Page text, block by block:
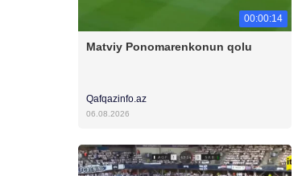
00:00:14
Matviy Ponomarenkonun qolu
Qafqazinfo.az
06.08.2026